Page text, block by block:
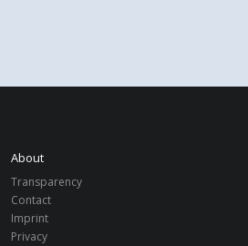
About
Transparency
Contact
Imprint
Privacy